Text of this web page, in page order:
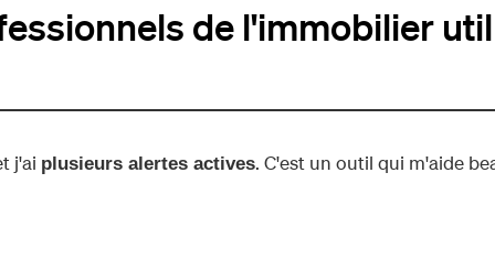
de l'immobilier
j'ai plusieurs alertes actives. C'est un outil qui m'aide